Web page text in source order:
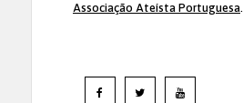
Associação Ateísta Portuguesa.